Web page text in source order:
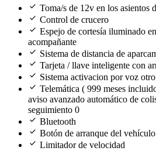
check Toma/s de 12v en los asientos
check Control de crucero
check Espejo de cortesía iluminado
acompañante
check Sistema de distancia de
check Tarjeta / llave inteligente con
check Sistema activacion por voz otro
check Telemática ( 999 meses
aviso avanzado automático de
seguimiento 0
check Bluetooth
check Botón de arranque del vehículo
check Limitador de velocidad